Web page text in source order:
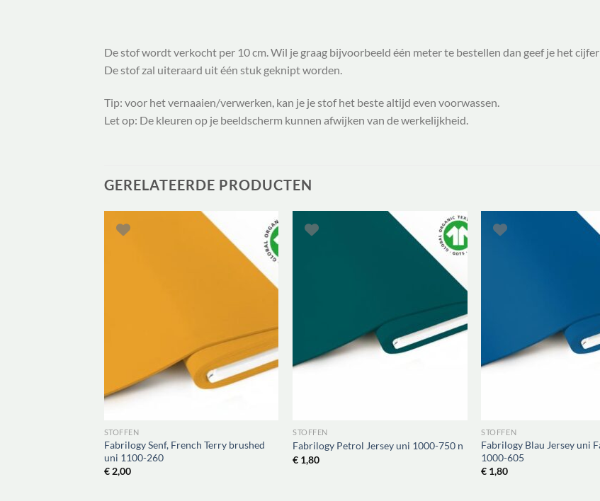
De stof wordt verkocht per 10 cm. Wil je graag bijvoorbeeld één meter te bestellen dan geef je het
De stof zal uiteraard uit één stuk geknipt worden.
Tip: voor het vernaaien/verwerken, kan je je stof het beste altijd even voorwassen.
Let op: De kleuren op je beeldscherm kunnen afwijken van de werkelijkheid.
GERELATEERDE PRODUCTEN
STOFFEN
Fabrilogy Senf, French Terry brushed
uni 1100-260
€2,00
STOFFEN
Fabrilogy Petrol Jersey uni 1000-750 n
€ 1,80
STOFFEN
Fabrilogy Blau Jersey uni
1000-605
€ 1,80